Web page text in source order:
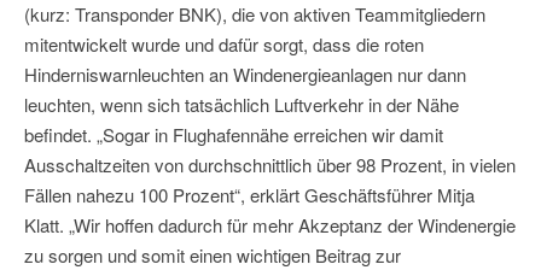
(kurz: Transponder BNK), die von aktiven Teammitgliedern
mitentwickelt wurde und dafür sorgt, dass die roten
Hinderniswarnleuchten an Windenergieanlagen nur dann
leuchten, wenn sich tatsächlich Luftverkehr in der Nähe
befindet. „Sogar in Flughafennähe erreichen wir damit
Ausschaltzeiten von durchschnittlich über 98 Prozent, in vielen
Fällen nahezu 100 Prozent“, erklärt Geschäftsführer Mitja
Klatt. „Wir hoffen dadurch für mehr Akzeptanz der Windenergie
zu sorgen und somit einen wichtigen Beitrag zur